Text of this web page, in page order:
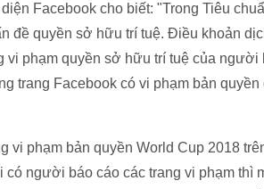
Facebook cho biết: "Trong Tiêu
đề quyền sở hữu trí tuệ. Điều khoản
phạm quyền sở hữu trí tuệ của người
trang Facebook có vi phạm bản
vi phạm bản quyền World Cup 2018
có người báo cáo các trang vi phạm thì